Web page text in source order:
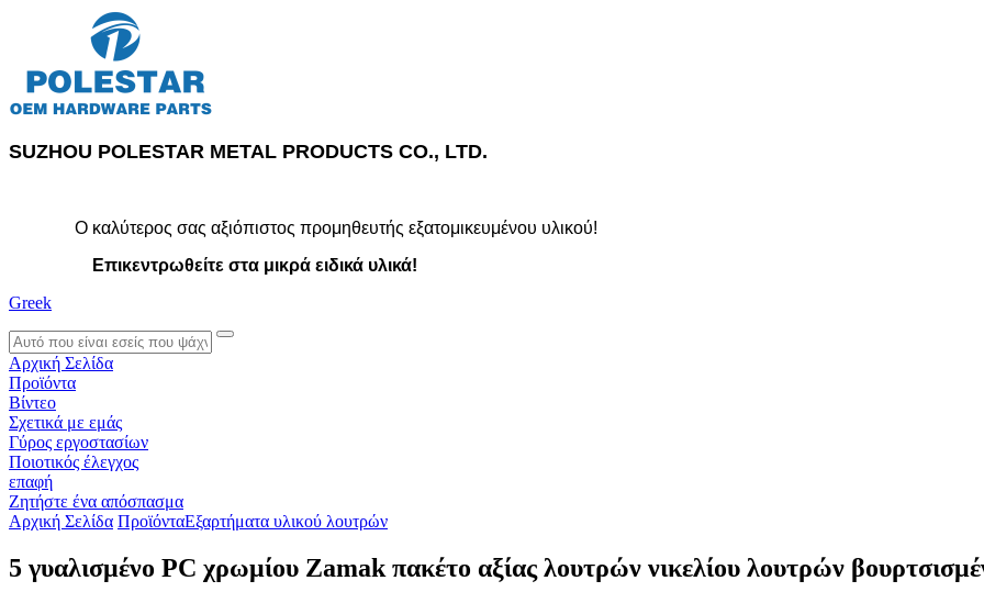
SUZHOU POLESTAR METAL PRODUCTS CO., LTD.
Ο καλύτερος σας αξιόπιστος προμηθευτής εξατομικευμένου υλικού!
Επικεντρωθείτε στα μικρά ειδικά υλικά!
Greek
search
Αρχική Σελίδα
Προϊόντα
Βίντεο
Σχετικά με εμάς
Γύρος εργοστασίων
Ποιοτικός έλεγχος
επαφή
Ζητήστε ένα απόσπασμα
Αρχική Σελίδα ΠροϊόνταΕξαρτήματα υλικού λουτρών
5 γυαλισμένο PC χρωμίου Zamak πακέτο αξίας λουτρών νικελίου λουτρών